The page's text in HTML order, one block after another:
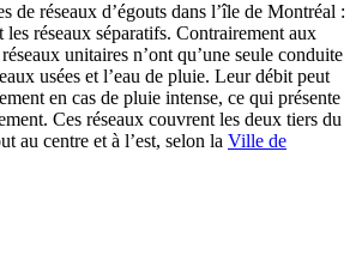
de réseaux d’égouts dans l’île de Montréal :
les réseaux séparatifs. Contrairement aux
unitaires n’ont qu’une seule conduite
usées et l’eau de pluie. Leur débit peut
en cas de pluie intense, ce qui présente
Ces réseaux couvrent les deux tiers du
au centre et à l’est, selon la Ville de